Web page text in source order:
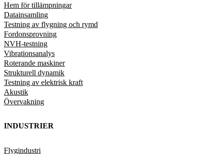
Hem för tillämpningar
Datainsamling
Testning av flygning och rymd
Fordonsprovning
NVH-testning
Vibrationsanalys
Roterande maskiner
Strukturell dynamik
Testning av elektrisk kraft
Akustik
Övervakning
INDUSTRIER
Flygindustri